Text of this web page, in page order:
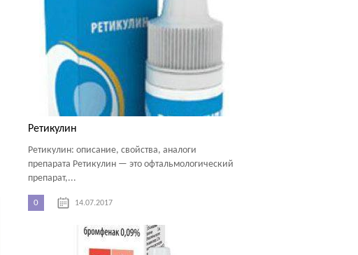
Ретикулин
Ретикулин: описание, свойства, аналоги
препарата Ретикулин — это офтальмологический
препарат,...
0 14.07.2017